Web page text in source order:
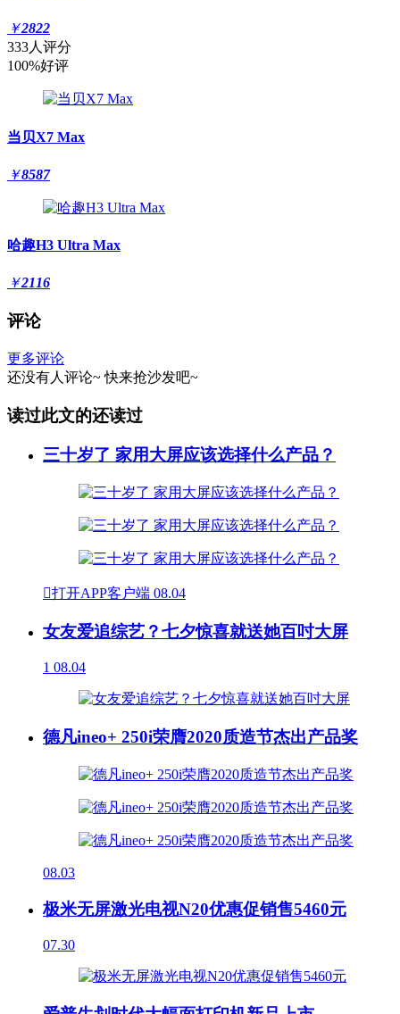
￥2822
333人评分
100%好评
当贝X7 Max
￥8587
哈趣H3 Ultra Max
￥2116
评论
更多评论
还没有人评论~ 快来抢沙发吧~
读过此文的还读过
三十岁了 家用大屏应该选择什么产品？
打开APP客户端 08.04
女友爱追综艺？七夕惊喜就送她百吋大屏
1 08.04
德凡ineo+ 250i荣膺2020质造节杰出产品奖
08.03
极米无屏激光电视N20优惠促销售5460元
07.30